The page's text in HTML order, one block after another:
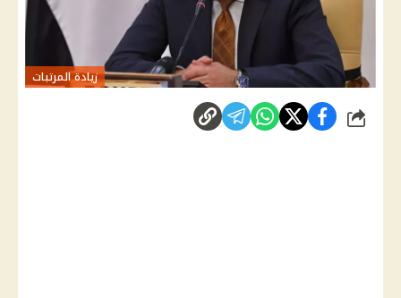
زيادة المرتبات
شارك